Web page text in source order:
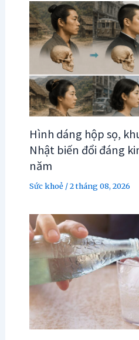
Hình dáng hộp sọ,
Nhật biến đổi đáng
năm
Sức khoẻ/2 tháng 08, 2026